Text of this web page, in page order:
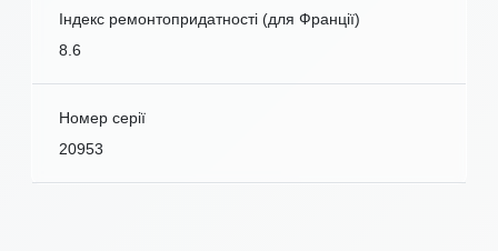
Індекс ремонтопридатності (для Франції)
8.6
Номер серії
20953